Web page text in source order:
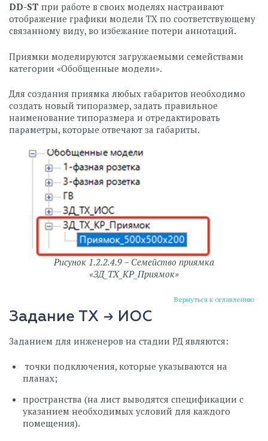
DD-ST при работе в своих моделях настраивают
отображение графики модели ТХ по соответствующему
связанному виду, во избежание потери аннотаций.
Приямки моделируются загружаемыми семействами
категории «Обобщенные модели».
Для создания приямка любых габаритов необходимо
создать новый типоразмер, задать правильное
наименование типоразмера и отредактировать
параметры, которые отвечают за габариты.
Рисунок 1.2.2.4.9 – Семейство приямка
«ЗД_ТХ_КР_Приямок»
Вернуться к оглавлению
Задание ТХ → ИОС
Заданием для инженеров на стадии РД являются:
точки подключения, которые указываются на
планах;
пространства (на лист выводятся спецификации с
указанием необходимых условий для каждого
помещения).